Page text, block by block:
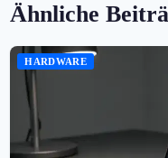
Ähnliche
HARDWARE